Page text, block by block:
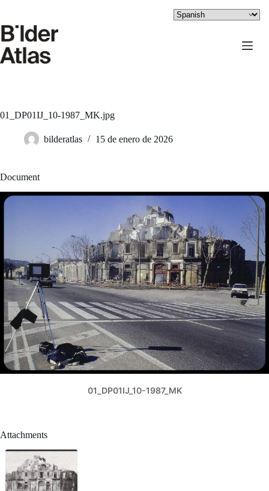
contenido
01_DP01IJ_10-1987_MK.jpg
bilderatlas 15 de enero de 2026
Document
01_DP01IJ_10-1987_MK
Attachments